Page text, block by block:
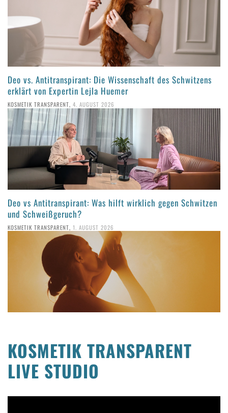
Deo vs. Antitranspirant: Die Wissenschaft des Schwitzens
erklärt von Expertin Lejla Huemer
KOSMETIK TRANSPARENT, 4. AUGUST 2026
Deo vs Antitranspirant: Was hilft wirklich gegen Schwitzen
und Schweißgeruch?
KOSMETIK TRANSPARENT, 1. AUGUST 2026
KOSMETIK TRANSPARENT
LIVE STUDIO